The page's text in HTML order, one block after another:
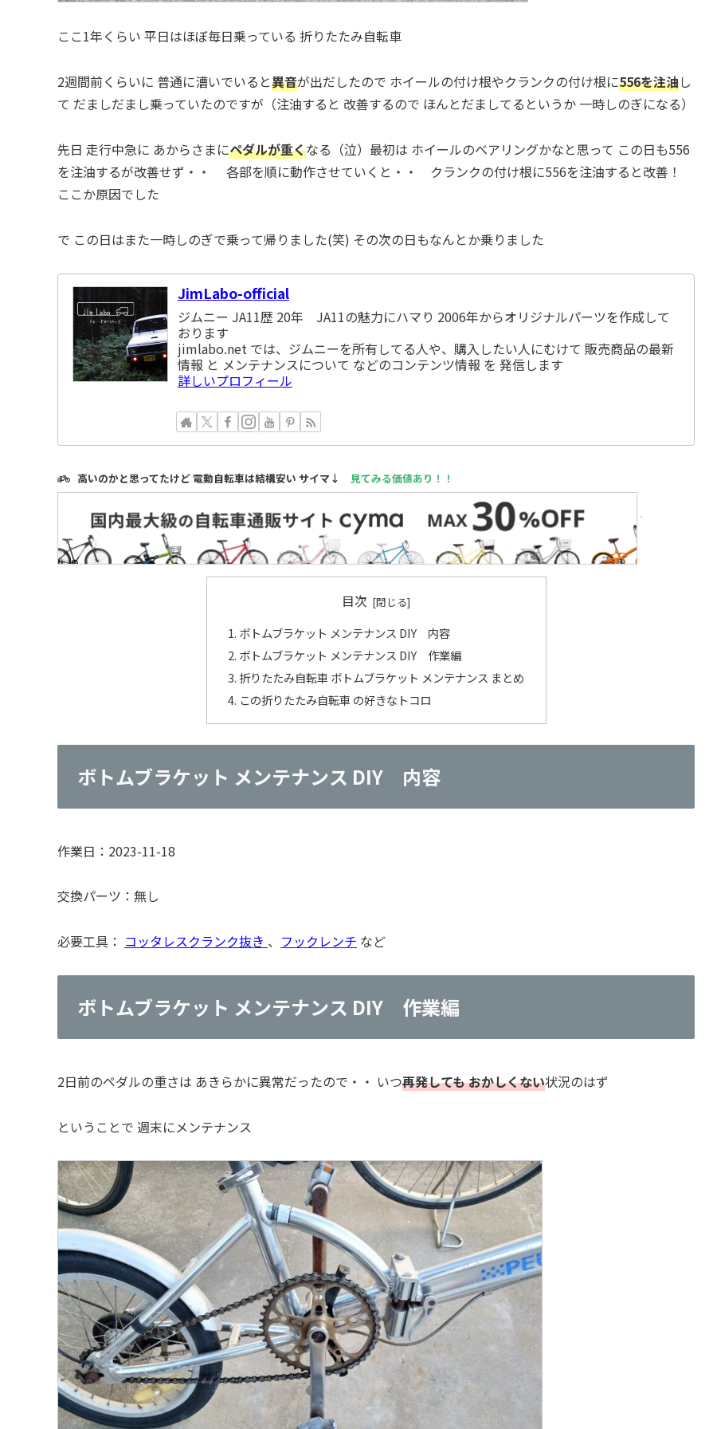
ここ1年くらい 平日はほぼ毎日乗っている 折りたたみ自転車
2週間前くらいに 普通に漕いでいると異音が出だしたので ホイールの付け根やクランクの付け根に556を注油し
て だましだまし乗っていたのですが（注油すると 改善するので ほんとだましてるというか 一時しのぎになる）
先日 走行中急に あからさまにペダルが重くなる（泣）最初は ホイールのベアリングかなと思って この日も556
を注油するが改善せず・・ 各部を順に動作させていくと・・ クランクの付け根に556を注油すると改善！
ここか原因でした
で この日はまた一時しのぎで乗って帰りました(笑) その次の日もなんとか乗りました
JimLabo-official
ジムニー JA11歴 20年 JA11の魅力にハマり 2006年からオリジナルパーツを作成して
おります
jimlabo.net では、ジムニーを所有してる人や、購入したい人にむけて 販売商品の最新
情報 と メンテナンスについて などのコンテンツ情報 を 発信します
詳しいプロフィール
高いのかと思ってたけど 電動自転車は結構安い サイマ↓ 見てみる価値あり！！
目次
ボトムブラケット メンテナンス DIY 内容
ボトムブラケット メンテナンス DIY 作業編
折りたたみ自転車 ボトムブラケット メンテナンス まとめ
この折りたたみ自転車 の好きなトコロ
ボトムブラケット メンテナンス DIY 内容
作業日：2023-11-18
交換パーツ：無し
必要工具： コッタレスクランク抜き 、 フックレンチ など
ボトムブラケット メンテナンス DIY 作業編
2日前のペダルの重さは あきらかに異常だったので・・ いつ再発しても おかしくない状況のはず
ということで 週末にメンテナンス